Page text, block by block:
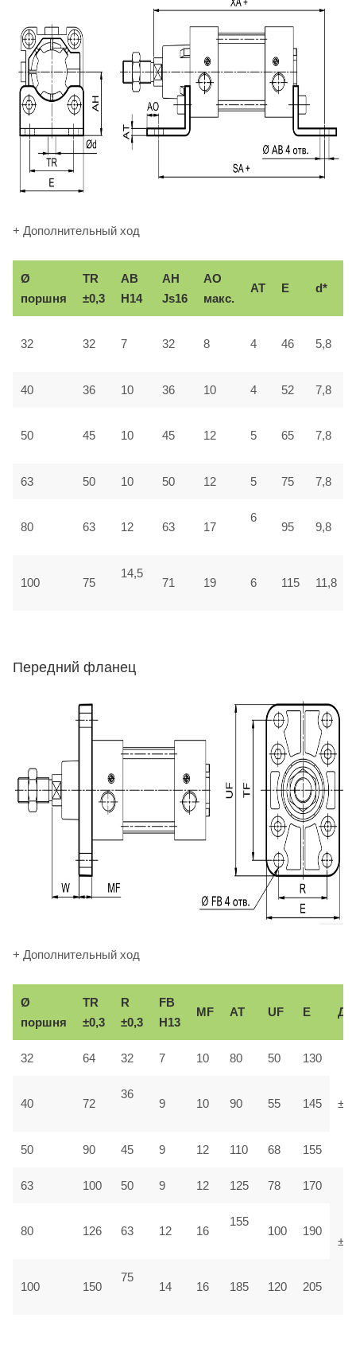
+ Дополнительный ход
Ø
поршня
TR
±0,3
AB
H14
AH
Js16
АО
макс.
AT E d*
32 32 7 32 8 4 46 5,8
40 36 10 36 10 4 52 7,8
50 45 10 45 12 5 65 7,8
63 50 10 50 12 5 75 7,8
80 63 12 63 17
6
95 9,8
100 75
14,5
71 19 6 115 11,8
Передний фланец
+ Дополнительный ход
Ø
поршня
TR
±0,3
R
±0,3
FB
H13
MF AT UF E
32 64 32 7 10 80 50 130
40 72
36
9 10 90 55 145
50 90 45 9 12 110 68 155
63 100 50 9 12 125 78 170
80 126 63 12 16
155
100 190
100 150
75
14 16 185 120 205